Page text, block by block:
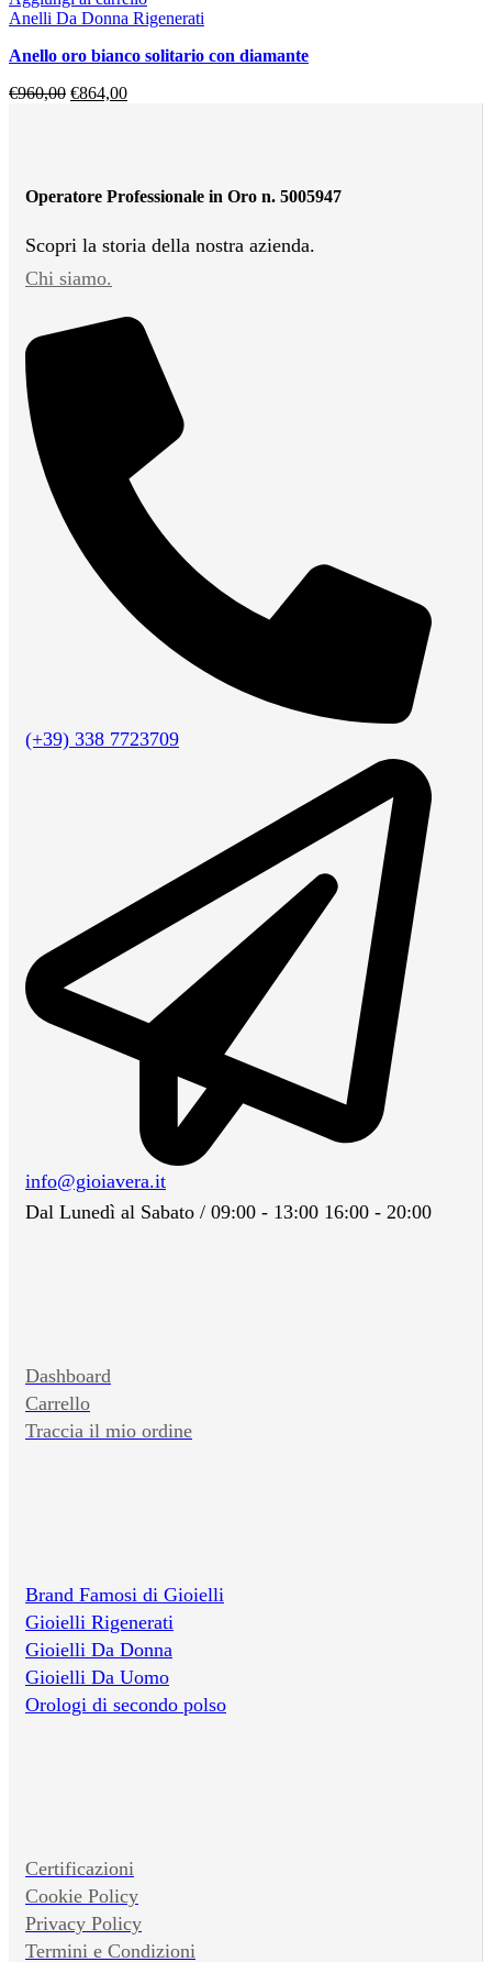
Anelli Da Donna Rigenerati
anello oro bianco solitario con diamante
€960,00 €864,00
Operatore Professionale in Oro n. 5005947
Scopri la storia della nostra azienda.
Chi siamo.
(+39) 338 7723709
info@gioiavera.it
Dal Lunedì al Sabato / 09:00 - 13:00 16:00 - 20:00
Dashboard
Carrello
Traccia il mio ordine
Brand Famosi di Gioielli
Gioielli Rigenerati
Gioielli Da Donna
Gioielli Da Uomo
Orologi di secondo polso
Certificazioni
Cookie Policy
Privacy Policy
Termini e Condizioni